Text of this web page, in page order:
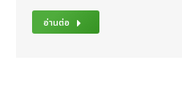
อ่านต่อ